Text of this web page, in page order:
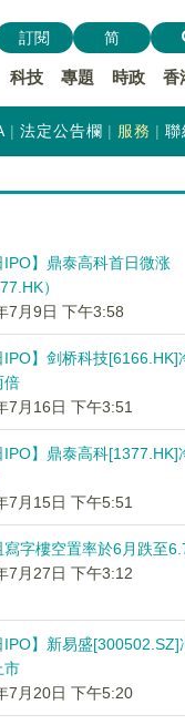
科技 專題 時政 香
訂閱 简
法定公告欄 服務 聯
IPO】鼎泰高科首日微涨
）
7月9日 下午3:58
IPO】剑桥科技[6166.HK]
倍
7月16日 下午3:51
IPO】鼎泰高科[1377.HK]
7月15日 下午5:51
寫字樓空置率於6月跌至
7月27日 下午3:12
IPO】新易盛[300502.SZ]
市
7月20日 下午5:20